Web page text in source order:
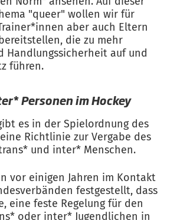
"queer" wollen wir für
aber auch Eltern
die zu mehr
Handlungssicherheit auf und
führen.
Personen im Hockey
es in der Spielordnung des
Richtlinie zur Vergabe des
und inter* Menschen.
vor einigen Jahren im Kontakt
festgestellt, dass
eine feste Regelung für den
oder inter* Jugendlichen in